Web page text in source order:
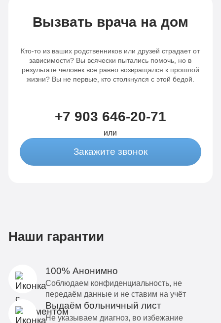
Вызвать врача на дом
Кто-то из ваших родственников или друзей страдает от
зависимости? Вы всячески пытались помочь, но в
результате человек все равно возвращался к прошлой
жизни? Вы не первые, кто столкнулся с этой бедой.
+7 903 646-20-71
или
Закажите звонок
Наши гарантии
100% Анонимно
Соблюдаем конфиденциальность, не
передаём данные и не ставим на учёт
Выдаём больничный лист
Не указываем диагноз, во избежание